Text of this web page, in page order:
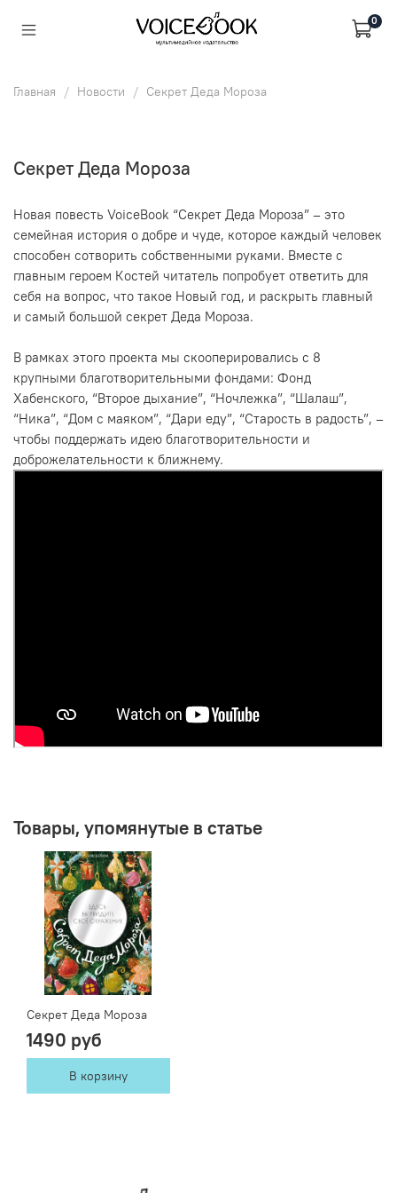
0
Главная Новости Секрет Деда Мороза
Секрет Деда Мороза
Новая повесть VoiceBook “Секрет Деда Мороза” – это
семейная история о добре и чуде, которое каждый человек
способен сотворить собственными руками. Вместе с
главным героем Костей читатель попробует ответить для
себя на вопрос, что такое Новый год, и раскрыть главный
и самый большой секрет Деда Мороза.
В рамках этого проекта мы скооперировались с 8
крупными благотворительными фондами: Фонд
Хабенского, “Второе дыхание”, “Ночлежка”, “Шалаш”,
“Ника”, “Дом с маяком”, “Дари еду”, “Старость в радость”, –
чтобы поддержать идею благотворительности и
доброжелательности к ближнему.
Товары, упомянутые в статье
Секрет Деда Мороза
1490 руб
В корзину